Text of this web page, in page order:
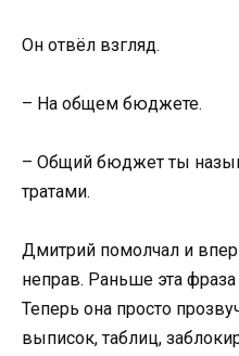
Он отвёл взгляд.
– На общем бюджете.
– Общий бюджет ты
тратами.
Дмитрий помолчал и
неправ. Раньше эта
Теперь она просто
выписок, таблиц,